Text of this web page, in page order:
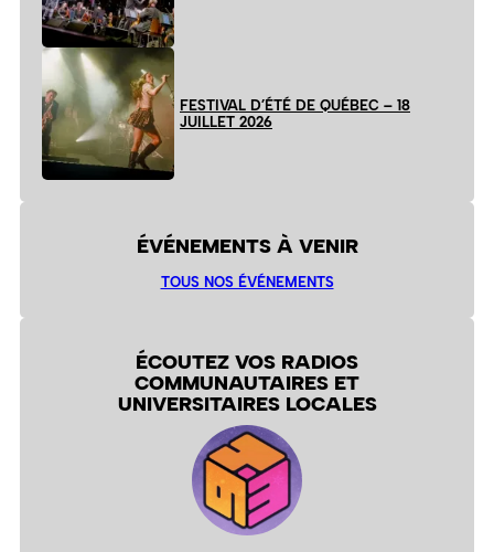
FESTIVAL D’ÉTÉ DE QUÉBEC – 18
JUILLET 2026
ÉVÉNEMENTS À VENIR
TOUS NOS ÉVÉNEMENTS
ÉCOUTEZ VOS RADIOS
COMMUNAUTAIRES ET
UNIVERSITAIRES LOCALES